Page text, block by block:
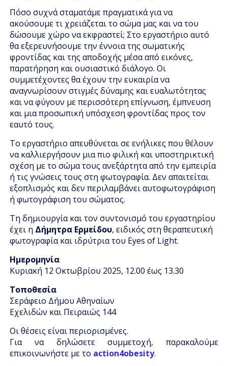
Πόσο συχνά σταματάμε πραγματικά για να
ακούσουμε τι χρειάζεται το σώμα μας και να του
δώσουμε χώρο να εκφραστεί; Στο εργαστήριο αυτό
θα εξερευνήσουμε την έννοια της σωματικής
φροντίδας και της αποδοχής μέσα από εικόνες,
παρατήρηση και ουσιαστικό διάλογο. Οι
συμμετέχοντες θα έχουν την ευκαιρία να
αναγνωρίσουν στιγμές δύναμης και ευαλωτότητας
και να φύγουν με περισσότερη επίγνωση, έμπνευση
και μια προσωπική υπόσχεση φροντίδας προς τον
εαυτό τους.
Το εργαστήριο απευθύνεται σε ενήλικες που θέλουν
να καλλιεργήσουν μια πιο φιλική και υποστηρικτική
σχέση με το σώμα τους ανεξάρτητα από την εμπειρία
ή τις γνώσεις τους στη φωτογραφία. Δεν απαιτείται
εξοπλισμός και δεν περιλαμβάνει αυτοφωτογράφιση
ή φωτογράφιση του σώματος.
Τη δημιουργία και τον συντονισμό του εργαστηρίου
έχει η Δήμητρα Ερμείδου, ειδικός στη θεραπευτική
φωτογραφία και ιδρύτρια του Eyes of Light.
Ημερομηνία
Κυριακή 12 Οκτωβρίου 2025, 12.00 έως 13.30
Τοποθεσία
Σεράφειο Δήμου Αθηναίων
Εχελιδών και Πειραιώς 144
Οι θέσεις είναι περιορισμένες.
Για να δηλώσετε συμμετοχή, παρακαλούμε
επικοινωνήστε με το action4obesity.